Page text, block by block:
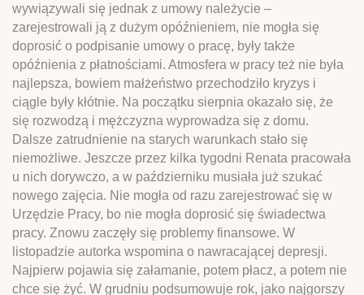
wywiązywali się jednak z umowy należycie –
zarejestrowali ją z dużym opóźnieniem, nie mogła się
doprosić o podpisanie umowy o pracę, były także
opóźnienia z płatnościami. Atmosfera w pracy też nie była
najlepsza, bowiem małżeństwo przechodziło kryzys i
ciągle były kłótnie. Na początku sierpnia okazało się, że
się rozwodzą i mężczyzna wyprowadza się z domu.
Dalsze zatrudnienie na starych warunkach stało się
niemożliwe. Jeszcze przez kilka tygodni Renata pracowała
u nich dorywczo, a w październiku musiała już szukać
nowego zajęcia. Nie mogła od razu zarejestrować się w
Urzędzie Pracy, bo nie mogła doprosić się świadectwa
pracy. Znowu zaczęły się problemy finansowe. W
listopadzie autorka wspomina o nawracającej depresji.
Najpierw pojawia się załamanie, potem płacz, a potem nie
chce się żyć. W grudniu podsumowuje rok, jako najgorszy